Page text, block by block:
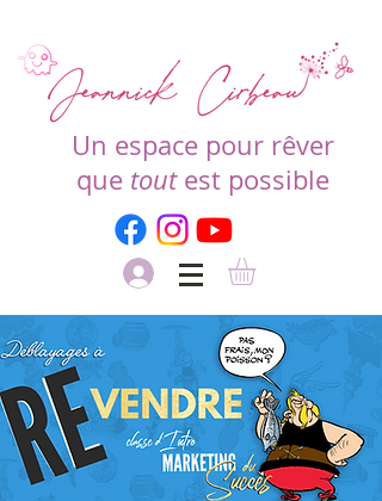
Un espace pour rêver
que tout est possible